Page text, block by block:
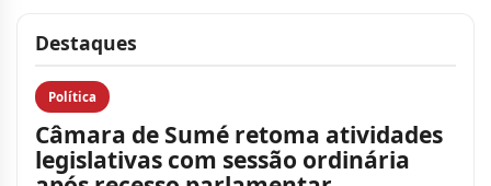
Destaques
Política
Câmara de Sumé retoma atividades
legislativas com sessão ordinária